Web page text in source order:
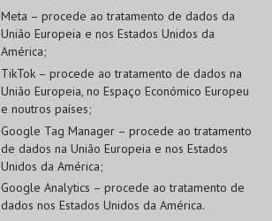
Meta – procede ao tratamento de dados da
União Europeia e nos Estados Unidos da
América;
TikTok – procede ao tratamento de dados na
União Europeia, no Espaço Económico Europeu
e noutros países;
Google Tag Manager – procede ao tratamento
de dados na União Europeia e nos Estados
Unidos da América;
Google Analytics – procede ao tratamento de
dados nos Estados Unidos da América.